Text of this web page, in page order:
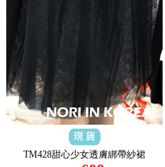
TM428甜心少女透膚綁帶紗裙